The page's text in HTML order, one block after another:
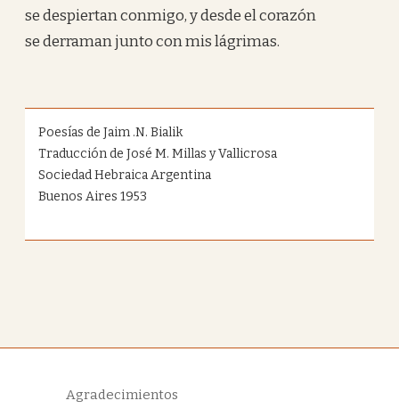
se despiertan conmigo, y desde el corazón
se derraman junto con mis lágrimas.
Poesías de Jaim .N. Bialik
Traducción de José M. Millas y Vallicrosa
Sociedad Hebraica Argentina
Buenos Aires 1953
Agradecimientos